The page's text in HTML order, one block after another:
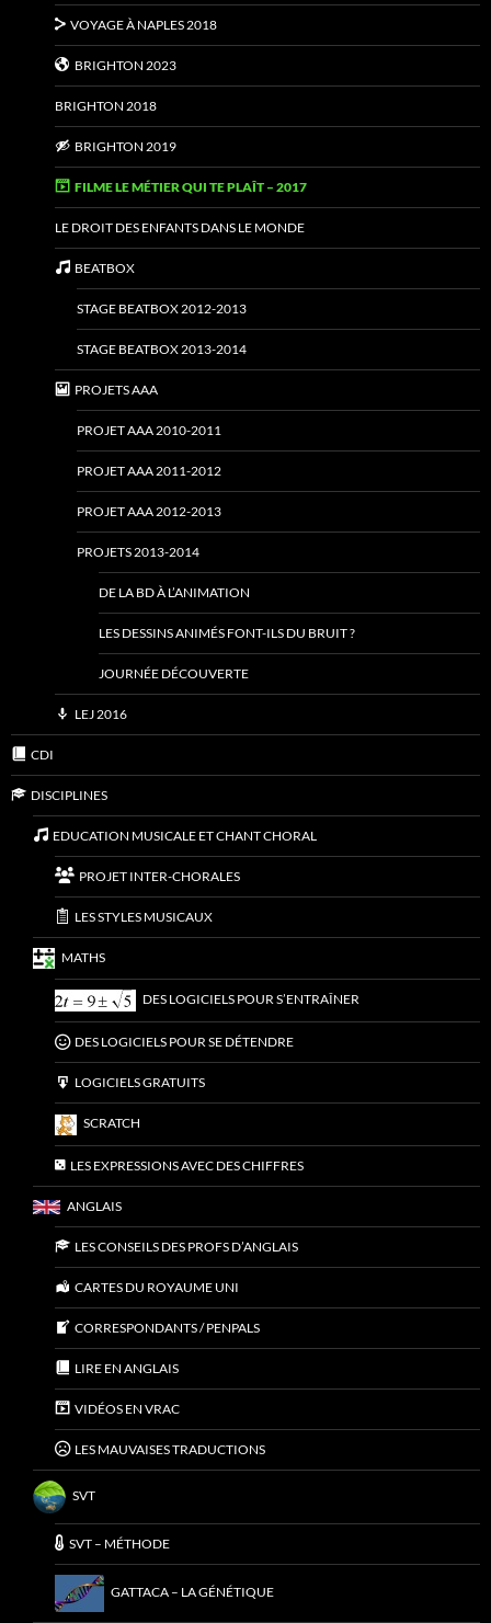
VOYAGE À NAPLES 2018
BRIGHTON 2023
BRIGHTON 2018
BRIGHTON 2019
FILME LE MÉTIER QUI TE PLAÎT – 2017
LE DROIT DES ENFANTS DANS LE MONDE
BEATBOX
STAGE BEATBOX 2012-2013
STAGE BEATBOX 2013-2014
PROJETS AAA
PROJET AAA 2010-2011
PROJET AAA 2011-2012
PROJET AAA 2012-2013
PROJETS 2013-2014
DE LA BD À L’ANIMATION
LES DESSINS ANIMÉS FONT-ILS DU BRUIT ?
JOURNÉE DÉCOUVERTE
LEJ 2016
CDI
DISCIPLINES
EDUCATION MUSICALE ET CHANT CHORAL
PROJET INTER-CHORALES
LES STYLES MUSICAUX
MATHS
DES LOGICIELS POUR S’ENTRAÎNER
DES LOGICIELS POUR SE DÉTENDRE
LOGICIELS GRATUITS
SCRATCH
LES EXPRESSIONS AVEC DES CHIFFRES
ANGLAIS
LES CONSEILS DES PROFS D’ANGLAIS
CARTES DU ROYAUME UNI
CORRESPONDANTS / PENPALS
LIRE EN ANGLAIS
VIDÉOS EN VRAC
LES MAUVAISES TRADUCTIONS
SVT
SVT – MÉTHODE
GATTACA – LA GÉNÉTIQUE